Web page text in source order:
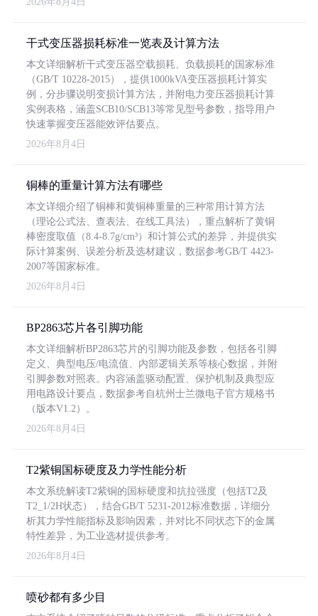
干式变压器损耗标准一览表及计算方法
本文详细解析干式变压器空载损耗、负载损耗的国家标准
（GB/T 10228-2015），提供1000kVA变压器损耗计算实
例，分步骤说明变损计算方法，并附电力变压器损耗计算
实例表格，涵盖SCB10/SCB13等常见型号参数，指导用户
快速掌握变压器能效评估要点。
2026年8月4日
铜棒的重量计算方法有哪些
本文详细介绍了铜棒和黄铜棒重量的三种常用计算方法
（理论公式法、查表法、在线工具法），重点解析了黄铜
棒密度取值（8.4-8.7g/cm³）和计算公式的差异，并提供实
际计算案例、误差分析及选材建议，数据参考GB/T 4423-
2007等国家标准。
2026年8月4日
BP2863芯片各引脚功能
本文详细解析BP2863芯片的引脚功能及参数，包括各引脚
定义、典型电压/电流值、内部逻辑关系等核心数据，并附
引脚参数对照表。内容涵盖驱动配置、保护机制及典型应
用电路设计要点，数据参考自杭州士兰微电子官方规格书
（版本V1.2）。
2026年8月4日
T2紫铜国标硬度及力学性能分析
本文系统解读T2紫铜的国标硬度和抗拉强度（包括T2及
T2_1/2H状态），结合GB/T 5231-2012标准数据，详细分
析其力学性能指标及影响因素，并对比不同状态下的金属
特性差异，为工业选材提供参考。
2026年8月4日
喷砂都有多少目